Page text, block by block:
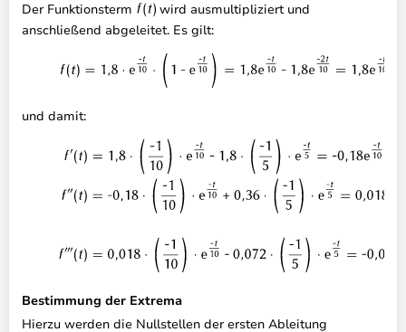
Der Funktionsterm
wird ausmultipliziert und
anschließend abgeleitet. Es gilt:
und damit:
Bestimmung der Extrema
Hierzu werden die Nullstellen der ersten Ableitung